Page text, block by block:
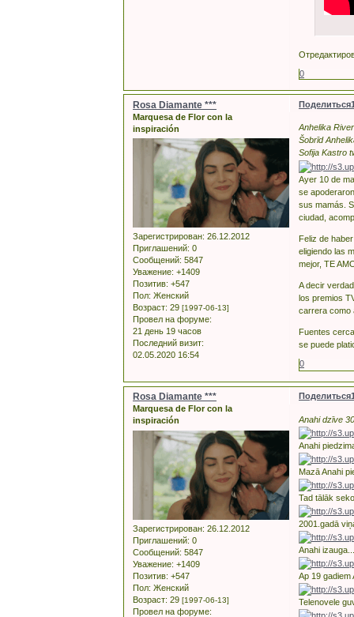
0
Поделиться
Rosa Diamante ***
Marquesa de Flor con la
inspiración
Зарегистрирован: 26.12.2012
Приглашений: 0
Сообщений: 5847
Уважение: +1409
Позитив: +547
Пол: Женский
Возраст: 29 [1997-06-13]
Провел на форуме:
21 день 19 часов
Последний визит:
02.05.2020 16:54
Anhelika
Šobrīd
Sofija Kastro
Ayer 10 de
se
sus mamás.
ciudad,
Feliz de
eligiendo las
mejor, TE
A decir
los premios
carrera como
Fuentes
se puede
0
Поделиться
Rosa Diamante ***
Marquesa de Flor con la
inspiración
Зарегистрирован: 26.12.2012
Приглашений: 0
Сообщений: 5847
Уважение: +1409
Позитив: +547
Пол: Женский
Возраст: 29 [1997-06-13]
Провел на форуме:
Anahi dzīve
Anahi
Mazā Anahi
Tad tālāk
2001.gadā
Anahi
Ap 19
Telenovele